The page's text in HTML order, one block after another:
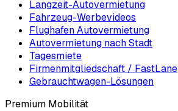
Langzeit-Autovermietung
Fahrzeug-Werbevideos
Flughafen Autovermietung
Autovermietung nach Stadt
Tagesmiete
Firmenmitgliedschaft / FastLane
Gebrauchtwagen-Lösungen
Premium Mobilität